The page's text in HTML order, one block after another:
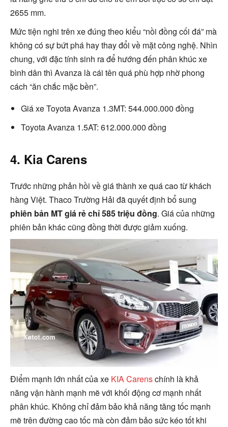
2655 mm.
Mức tiện nghi trên xe đúng theo kiểu “nồi đồng cối đá” mà
không có sự bứt phá hay thay đổi về mặt công nghệ. Nhìn
chung, với đặc tính sinh ra để hướng đến phân khúc xe
bình dân thì Avanza là cái tên quá phù hợp nhờ phong
cách “ăn chắc mặc bền”.
Giá xe Toyota Avanza 1.3MT: 544.000.000 đồng
Toyota Avanza 1.5AT: 612.000.000 đồng
4. Kia Carens
Trước những phản hồi về giá thành xe quá cao từ khách
hàng Việt. Thaco Trường Hải đã quyết định bổ sung
phiên bản MT giá rẻ chỉ 585 triệu đồng. Giá của những
phiên bản khác cũng đồng thời được giảm xuống.
Điểm mạnh lớn nhất của xe KIA Carenschính là khả
năng vận hành mạnh mẽ với khối động cơ mạnh nhất
phân khúc. Không chỉ đảm bảo khả năng tăng tốc mạnh
mẽ trên đường cao tốc mà còn đảm bảo sức kéo tốt khi